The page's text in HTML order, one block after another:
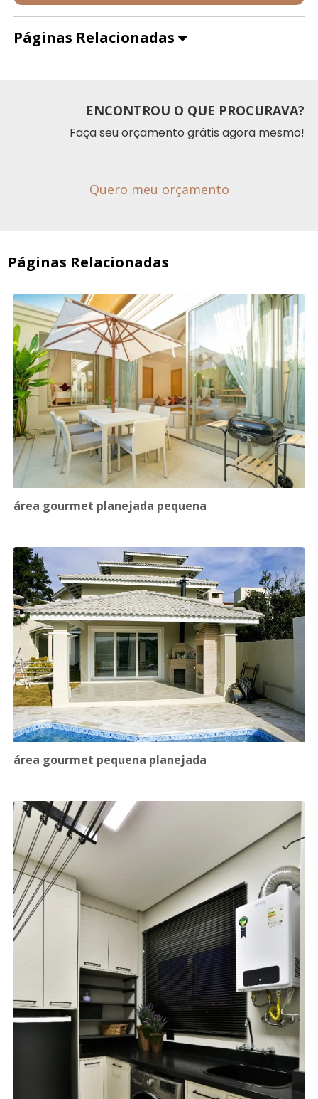
Páginas Relacionadas
ENCONTROU O QUE PROCURAVA?
Faça seu orçamento grátis agora mesmo!
Quero meu orçamento
Páginas Relacionadas
área gourmet planejada pequena
área gourmet pequena planejada